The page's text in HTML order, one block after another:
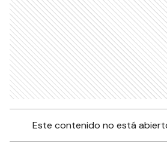
Este contenido no está